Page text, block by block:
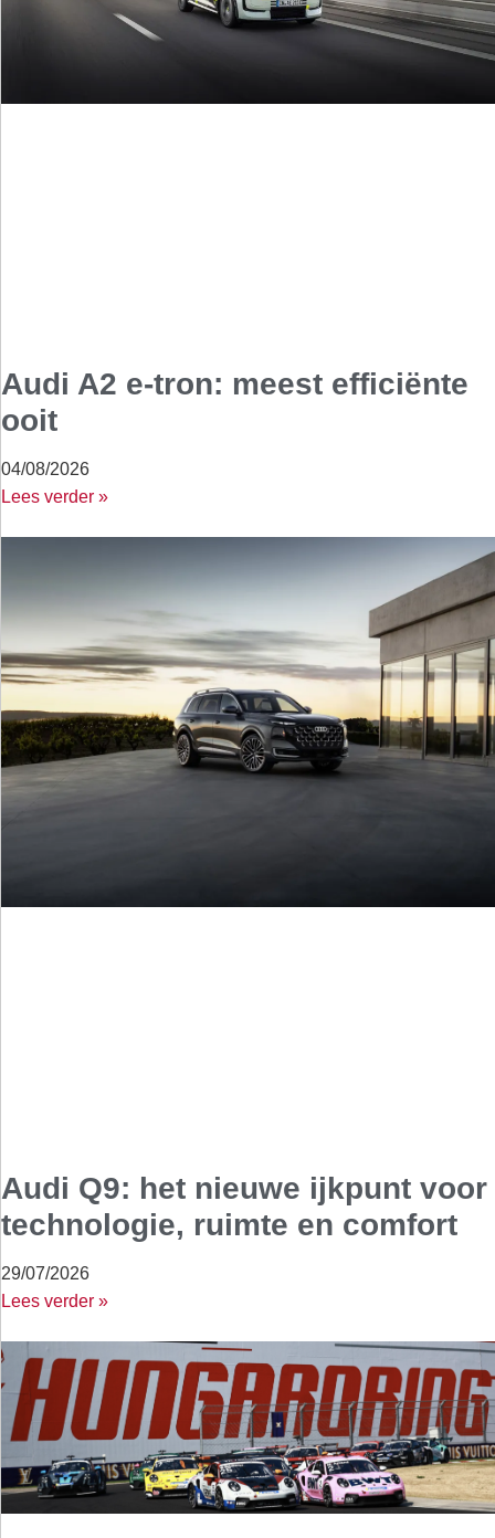
Audi A2 e-tron: meest efficiënte
ooit
04/08/2026
Lees verder »
Audi Q9: het nieuwe ijkpunt voor
technologie, ruimte en comfort
29/07/2026
Lees verder »